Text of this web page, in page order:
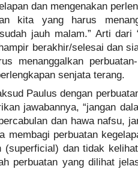
dan mengenakan
kita yang harus
jauh malam.” Arti dari
berakhir/selesai dan
menanggalkan
senjata terang.
Paulus dengan
jawabannya, “jangan
dan hawa nafsu,
membagi perbuatan
(superficial) dan tidak
perbuatan yang dilihat